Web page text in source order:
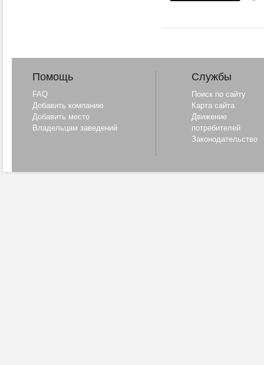
Помощь
FAQ
Добавить компанию
Добавить место
Владельцам заведений
Службы
Поиск по сайту
Карта сайта
Движение
потребителей
Законодательство